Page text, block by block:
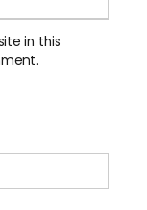
in this